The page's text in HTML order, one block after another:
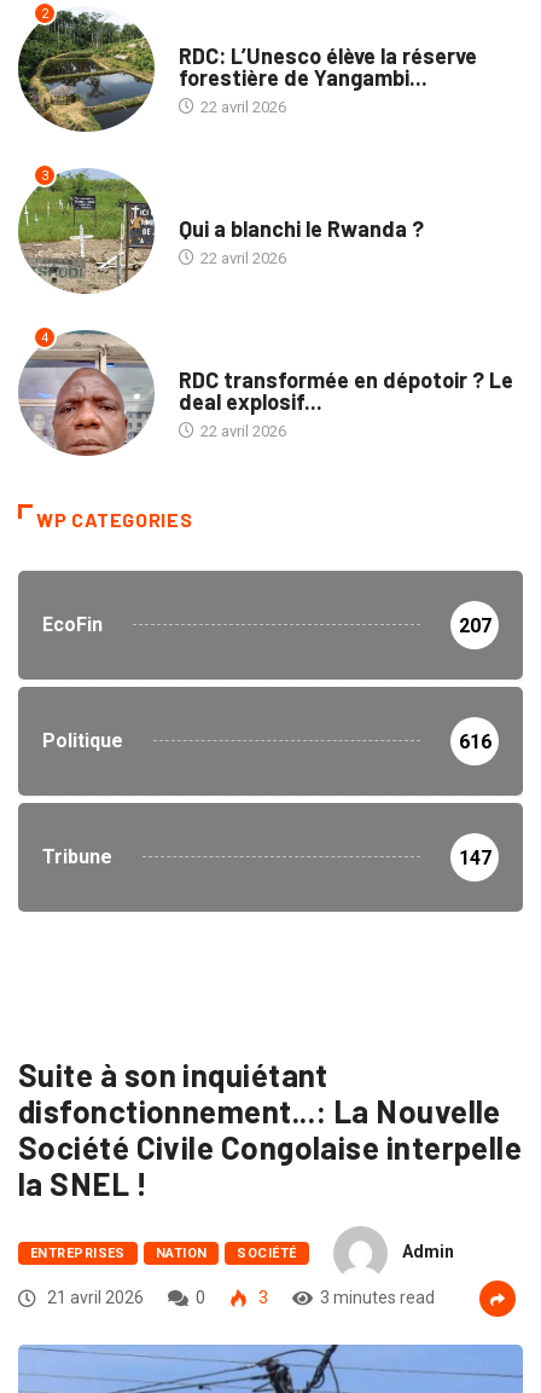
2
RDC: L’Unesco élève la réserve
forestière de Yangambi...
22 avril 2026
3
Qui a blanchi le Rwanda ?
22 avril 2026
4
RDC transformée en dépotoir ? Le
deal explosif...
22 avril 2026
WP CATEGORIES
EcoFin 207
Politique 616
Tribune 147
Suite à son inquiétant
disfonctionnement...: La Nouvelle
Société Civile Congolaise interpelle
la SNEL !
ENTREPRISES NATION SOCIÉTÉ Admin
21 avril 2026 0 3 3 minutes read